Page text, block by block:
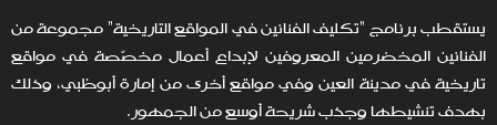
يستقطب برنامج "تكليف الفنانين في المواقع التاريخية" مجموعة من
الفنانين المخضرمين المعروفين لإبداع أعمال مخصّصة في مواقع
تاريخية في مدينة العين وفي مواقع أخرى من إمارة أبوظبي، وذلك
بهدف تنشيطها وجذب شريحة أوسع من الجمهور.